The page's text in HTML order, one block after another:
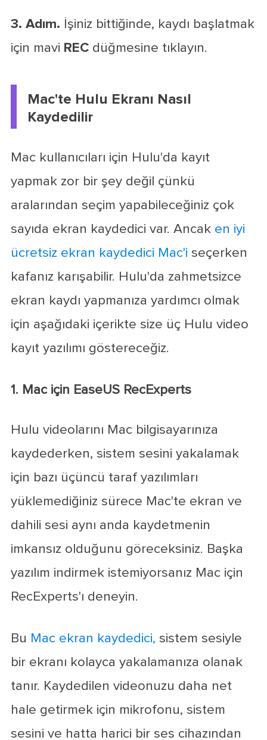
3. Adım. İşiniz bittiğinde, kaydı başlatmak
için mavi RECdüğmesine tıklayın.
Mac'te Hulu Ekranı Nasıl
Kaydedilir
Mac kullanıcıları için Hulu'da kayıt
yapmak zor bir şey değil çünkü
aralarından seçim yapabileceğiniz çok
sayıda ekran kaydedici var. Ancak en iyi
ücretsiz ekran kaydedici Mac'i seçerken
kafanız karışabilir. Hulu'da zahmetsizce
ekran kaydı yapmanıza yardımcı olmak
için aşağıdaki içerikte size üç Hulu video
kayıt yazılımı göstereceğiz.
1. Mac için EaseUS RecExperts
Hulu videolarını Mac bilgisayarınıza
kaydederken, sistem sesini yakalamak
için bazı üçüncü taraf yazılımları
yüklemediğiniz sürece Mac'te ekran ve
dahili sesi aynı anda kaydetmenin
imkansız olduğunu göreceksiniz. Başka
yazılım indirmek istemiyorsanız Mac için
RecExperts'ı deneyin.
Bu Mac ekran kaydedici, sistem sesiyle
bir ekranı kolayca yakalamanıza olanak
tanır. Kaydedilen videonuzu daha net
hale getirmek için mikrofonu, sistem
sesini ve hatta harici bir ses cihazından